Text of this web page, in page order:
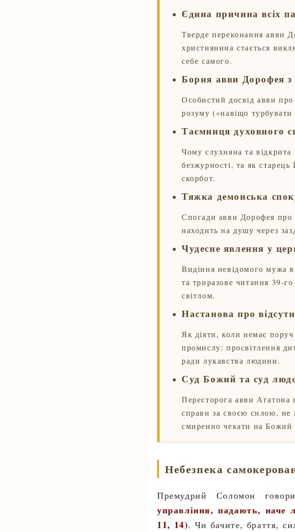
Єдина причина всіх
Тверде переконання авви
християнина стається
себе самого.
Борня авви Дорофея
Особистий досвід авви про
розуму («навіщо турбувати
Таємниця духовного
Чому слухняна та
безжурності, та як
скорбот.
Тяжка демонська
Спогади авви Дорофея про
находить на душу через
Чудесне явлення у
Видіння невідомого мужа
та триразове читання 39-
світлом.
Настанова про
Як діяти, коли немає
промислу: просвітлення
ради лукавства людини.
Суд Божий та суд
Пересторога авви Агатона
справи за своєю силою, не
смиренно чекати на Божий
Небезпека
Премудрий Соломон
управління, падають, наче
11, 14). Чи бачите, браття,